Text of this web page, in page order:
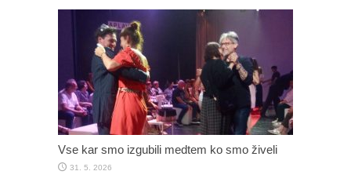
Vse kar smo izgubili medtem ko smo živeli
31. 5. 2026